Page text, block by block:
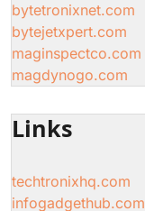
bytetronixnet.com
bytejetxpert.com
maginspectco.com
magdynogo.com
Links
techtronixhq.com
infogadgethub.com